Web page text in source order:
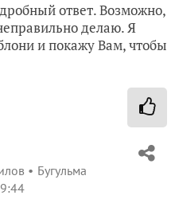
ответ. Возможно,
делаю. Я
и покажу Вам, чтобы
Бугульма